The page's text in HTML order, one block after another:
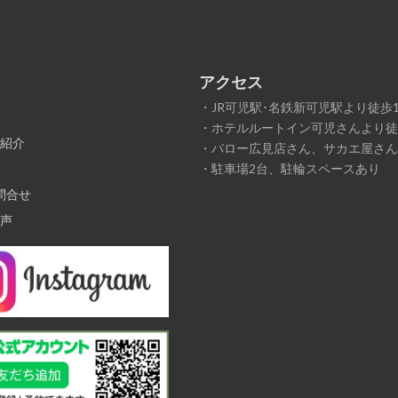
介
合せ
アクセス
・JR可児駅･名鉄新可児駅より徒歩
・ホテルルートイン可児さんより
・バロー広見店さん、サカエ屋さ
・駐車場2台、駐輪スペースあり